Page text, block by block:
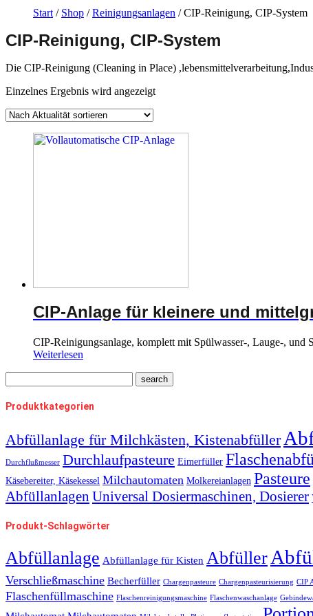
Start / Shop /Reinigungsanlagen / CIP-Reinigung, CIP-System
CIP-Reinigung, CIP-System
Die CIP-Reinigung (Cleaning in Place)
Einzelnes Ergebnis wird angezeigt
CIP-Anlage für kleinere und
CIP-Reinigungsanlage, komplett mit Spülwasser-, Lauge-, und
Weiterlesen
Produktkategorien
Abfüllanlage für Milchkästen, Kistenabfüller
Durchflußmesser Durchlaufpasteure Eimerfüller
Käsebereiter, Käsekessel Milchautomaten Molkereianlagen Pasteure
Abfüllanlagen Universal Dosiermaschinen, Dosierer
Produkt-Schlagwörter
Abfüllanlage Abfüllanlage für Kisten Abfüller
Verschließmaschine Becherfüller Chargenpasteure Chargenpasteurisierung CIP
Flaschenfüllmaschine Flaschenreinigungsmaschine Flaschenwaschanlage